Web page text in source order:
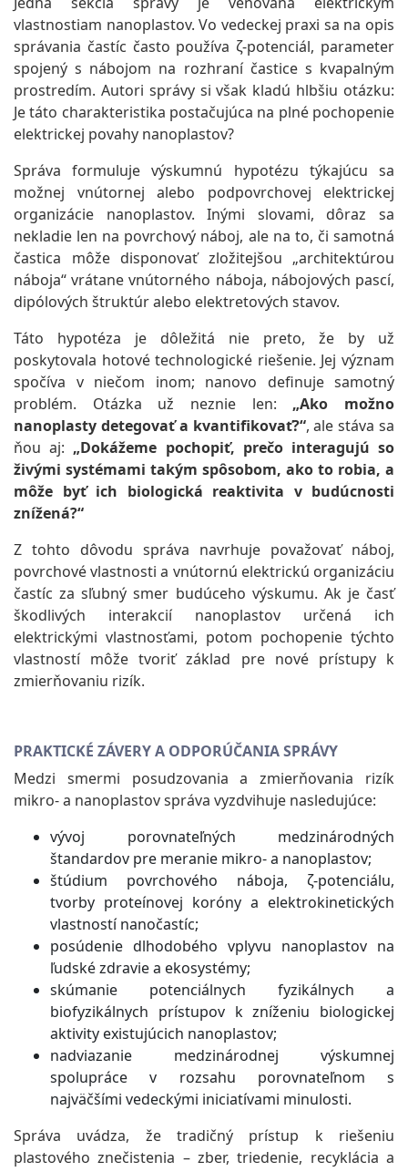
vlastnostiam nanoplastov. Vo vedeckej praxi sa na opis
správania častíc často používa ζ-potenciál, parameter
spojený s nábojom na rozhraní častice s kvapalným
prostredím. Autori správy si však kladú hlbšiu otázku:
Je táto charakteristika postačujúca na plné pochopenie
elektrickej povahy nanoplastov?
Správa formuluje výskumnú hypotézu týkajúcu sa
možnej vnútornej alebo podpovrchovej elektrickej
organizácie nanoplastov. Inými slovami, dôraz sa
nekladie len na povrchový náboj, ale na to, či samotná
častica môže disponovať zložitejšou „architektúrou
náboja“ vrátane vnútorného náboja, nábojových pascí,
dipólových štruktúr alebo elektretových stavov.
Táto hypotéza je dôležitá nie preto, že by už
poskytovala hotové technologické riešenie. Jej význam
spočíva v niečom inom; nanovo definuje samotný
problém. Otázka už neznie len: „Ako možno
nanoplasty detegovať a kvantifikovať?“, ale stáva sa
ňou aj: „Dokážeme pochopiť, prečo interagujú so
živými systémami takým spôsobom, ako to robia, a
môže byť ich biologická reaktivita v budúcnosti
znížená?“
Z tohto dôvodu správa navrhuje považovať náboj,
povrchové vlastnosti a vnútornú elektrickú organizáciu
častíc za sľubný smer budúceho výskumu. Ak je časť
škodlivých interakcií nanoplastov určená ich
elektrickými vlastnosťami, potom pochopenie týchto
vlastností môže tvoriť základ pre nové prístupy k
zmierňovaniu rizík.
PRAKTICKÉ ZÁVERY A ODPORÚČANIA SPRÁVY
Medzi smermi posudzovania a zmierňovania rizík
mikro- a nanoplastov správa vyzdvihuje nasledujúce:
vývoj porovnateľných medzinárodných
štandardov pre meranie mikro- a nanoplastov;
štúdium povrchového náboja, ζ-potenciálu,
tvorby proteínovej koróny a elektrokinetických
vlastností nanočastíc;
posúdenie dlhodobého vplyvu nanoplastov na
ľudské zdravie a ekosystémy;
skúmanie potenciálnych fyzikálnych a
biofyzikálnych prístupov k zníženiu biologickej
aktivity existujúcich nanoplastov;
nadviazanie medzinárodnej výskumnej
spolupráce v rozsahu porovnateľnom s
najväčšími vedeckými iniciatívami minulosti.
Správa uvádza, že tradičný prístup k riešeniu
plastového znečistenia – zber, triedenie, recyklácia a